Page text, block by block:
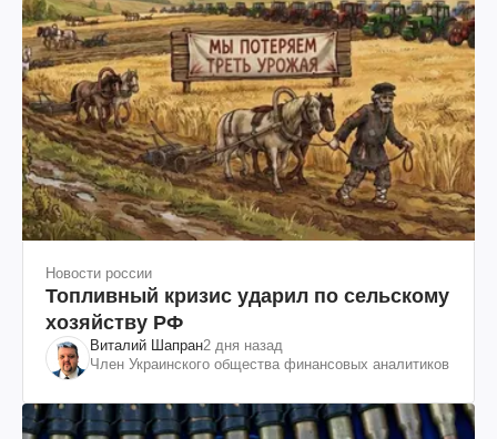
Новости россии
Топливный кризис ударил по сельскому
хозяйству РФ
Виталий Шапран2 дня назад
Член Украинского общества финансовых аналитиков